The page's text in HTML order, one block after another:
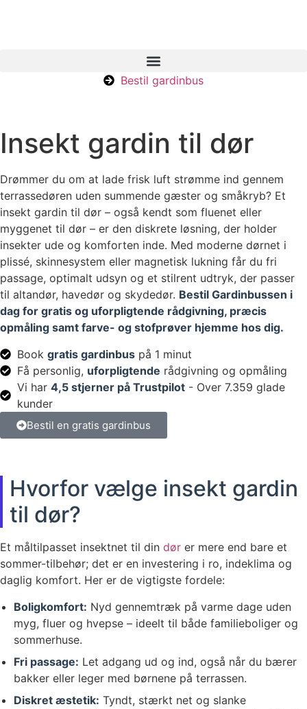
Bestil gardinbus
Insekt gardin til dør
Drømmer du om at lade frisk luft strømme ind gennem
terrassedøren uden summende gæster og småkryb? Et
insekt gardin til dør – også kendt som fluenet eller
myggenet til dør – er den diskrete løsning, der holder
insekter ude og komforten inde. Med moderne dørnet i
plissé, skinnesystem eller magnetisk lukning får du fri
passage, optimalt udsyn og et stilrent udtryk, der passer
til altandør, havedør og skydedør. Bestil Gardinbussen i
dag for gratis og uforpligtende rådgivning, præcis
opmåling samt farve- og stofprøver hjemme hos dig.
Book gratis gardinbus på 1 minut
Få personlig, uforpligtende rådgivning og opmåling
Vi har 4,5 stjerner på Trustpilot - Over 7.359 glade
kunder
Bestil en gratis gardinbus
Hvorfor vælge insekt gardin
til dør?
Et måltilpasset insektnet til din dør er mere end bare et
sommer-tilbehør; det er en investering i ro, indeklima og
daglig komfort. Her er de vigtigste fordele:
Boligkomfort: Nyd gennemtræk på varme dage uden
myg, fluer og hvepse – ideelt til både familieboliger og
sommerhuse.
Fri passage: Let adgang ud og ind, også når du bærer
bakker eller leger med børnene på terrassen.
Diskret æstetik: Tyndt, stærkt net og slanke